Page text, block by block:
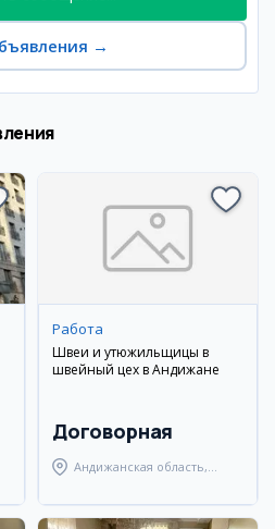
→
Работа
Швеи и утюжильщицы в
швейный цех в Андижане
Договорная
Андижанская область,